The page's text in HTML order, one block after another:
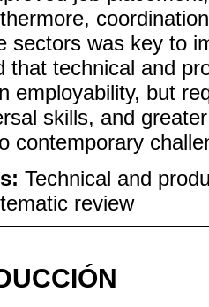
sectors was key to
that technical and
employability, but
skills, and
contemporary
Technical and
review